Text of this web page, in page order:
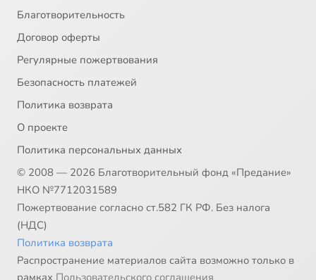
Благотворительность
Договор оферты
Регулярные пожертвования
Безопасность платежей
Политика возврата
О проекте
Политика персональных данных
© 2008 — 2026 Благотворительный фонд «Предание»
НКО №7712031589
Пожертвование согласно ст.582 ГК РФ. Без налога
(НДС)
Политика возврата
Распространение материалов сайта возможно только в